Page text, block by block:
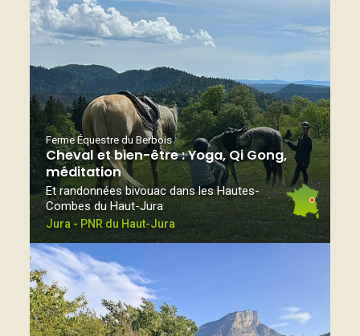
Ferme Équestre du Berbois
Cheval et bien-être : Yoga, Qi Gong,
méditation
Et randonnées bivouac dans les Hautes-
Combes du Haut-Jura
Jura - PNR du Haut-Jura